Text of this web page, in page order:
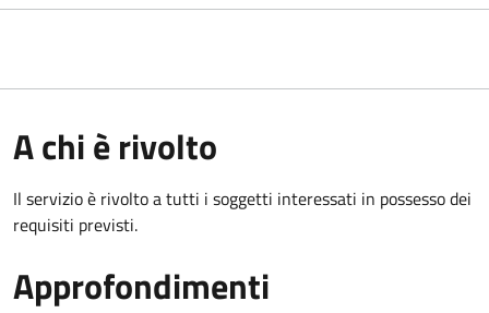
A chi è rivolto
Il servizio è rivolto a tutti i soggetti interessati in possesso dei
requisiti previsti.
Approfondimenti